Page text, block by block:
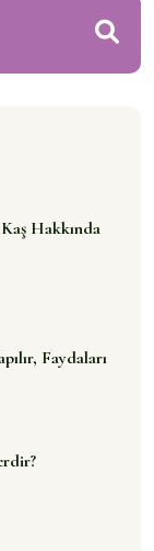
Hakkında
Faydaları